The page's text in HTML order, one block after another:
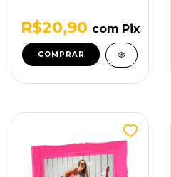
R$20,90 com Pix